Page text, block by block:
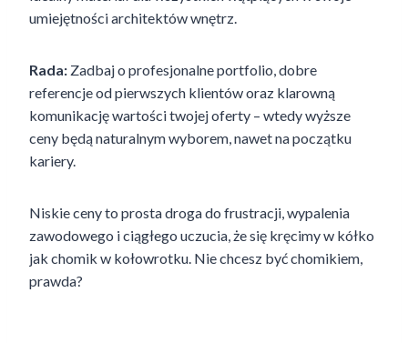
umiejętności architektów wnętrz.
Rada: Zadbaj o profesjonalne portfolio, dobre
referencje od pierwszych klientów oraz klarowną
komunikację wartości twojej oferty – wtedy wyższe
ceny będą naturalnym wyborem, nawet na początku
kariery.
Niskie ceny to prosta droga do frustracji, wypalenia
zawodowego i ciągłego uczucia, że się kręcimy w kółko
jak chomik w kołowrotku. Nie chcesz być chomikiem,
prawda?